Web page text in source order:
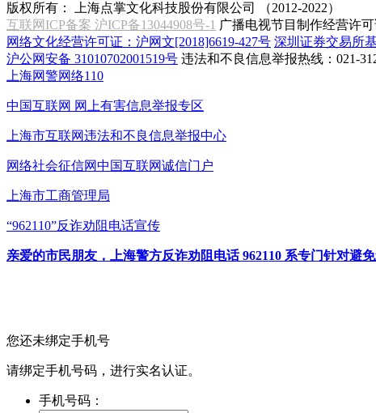
版权所有：
上海点掌文化科技股份有限公司 （2012-2022）
互联网ICP备案 沪ICP备13044908号-1 广播电视节目制作经营许
网络文化经营许可证：沪网文[2018]6619-427号 深圳证券交易所
沪公网安备 31010702001519号 违法和不良信息举报热线：021-
上海网警网络110
中国互联网 网上有害信息举报专区
上海市互联网违法和不良信息举报中心
网络社会征信网中国互联网诚信门户
上海市工商管理局
“962110”反诈劝阻电话宣传
亲爱的市民朋友，上海警方反诈劝阻电话 962110 系专门针对避
您还未绑定手机号
请绑定手机号码，进行实名认证。
手机号码：